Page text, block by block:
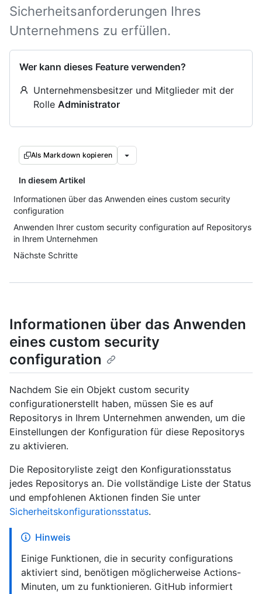
Sicherheitsanforderungen Ihres
Unternehmens zu erfüllen.
Wer kann dieses Feature verwenden?
Unternehmensbesitzer und Mitglieder mit der
Rolle Administrator
Als Markdown kopieren
In diesem Artikel
Informationen über das Anwenden eines custom security
configuration
Anwenden Ihrer custom security configuration auf Repositorys
in Ihrem Unternehmen
Nächste Schritte
Informationen über das Anwenden
eines custom security
configuration
Nachdem Sie ein Objekt custom security
configurationerstellt haben, müssen Sie es auf
Repositorys in Ihrem Unternehmen anwenden, um die
Einstellungen der Konfiguration für diese Repositorys
zu aktivieren.
Die Repositoryliste zeigt den Konfigurationsstatus
jedes Repositorys an. Die vollständige Liste der Status
und empfohlenen Aktionen finden Sie unter
Sicherheitskonfigurationsstatus.
Hinweis
Einige Funktionen, die in security configurations
aktiviert sind, benötigen möglicherweise Actions-
Minuten, um zu funktionieren. GitHub informiert